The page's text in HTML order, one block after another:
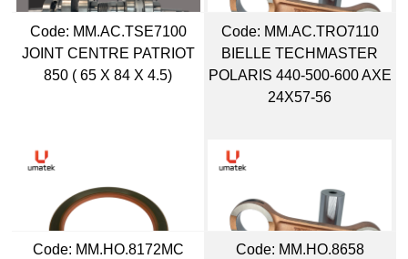
Code: MM.AC.TSE7100
JOINT CENTRE PATRIOT
850 ( 65 X 84 X 4.5)
Code: MM.AC.TRO7110
BIELLE TECHMASTER
POLARIS 440-500-600 AXE
24X57-56
Code: MM.HO.8172MC
Code: MM.HO.8658